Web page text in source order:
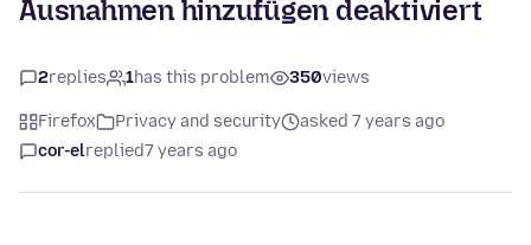
Ausnahmen hinzufügen deaktiviert
2replies 1has this problem 350views
Firefox Privacy and security
asked 7 years ago
cor-elreplied7 years ago